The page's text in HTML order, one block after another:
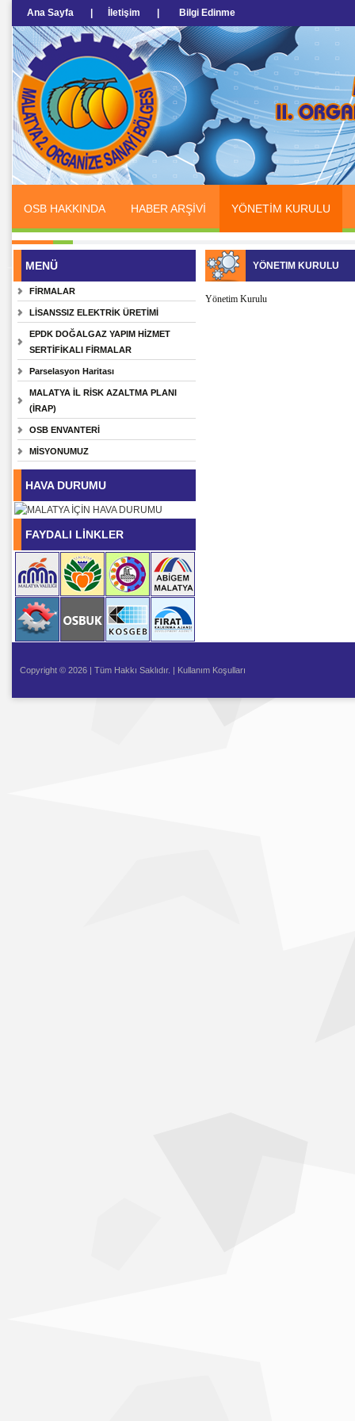
Ana Sayfa İletişim Bilgi Edinme
OSB HAKKINDA HABER ARŞİVİ YÖNETİM KURULU
MENÜ
FİRMALAR
LİSANSSIZ ELEKTRİK ÜRETİMİ
EPDK DOĞALGAZ YAPIM HİZMET
SERTİFİKALI FİRMALAR
Parselasyon Haritası
MALATYA İL RİSK AZALTMA PLANI
(İRAP)
OSB ENVANTERİ
MİSYONUMUZ
HAVA DURUMU
FAYDALI LİNKLER
YÖNETIM KURULU
Yönetim Kurulu
Copyright © 2026 | Tüm Hakkı Saklıdır. | Kullanım Koşulları